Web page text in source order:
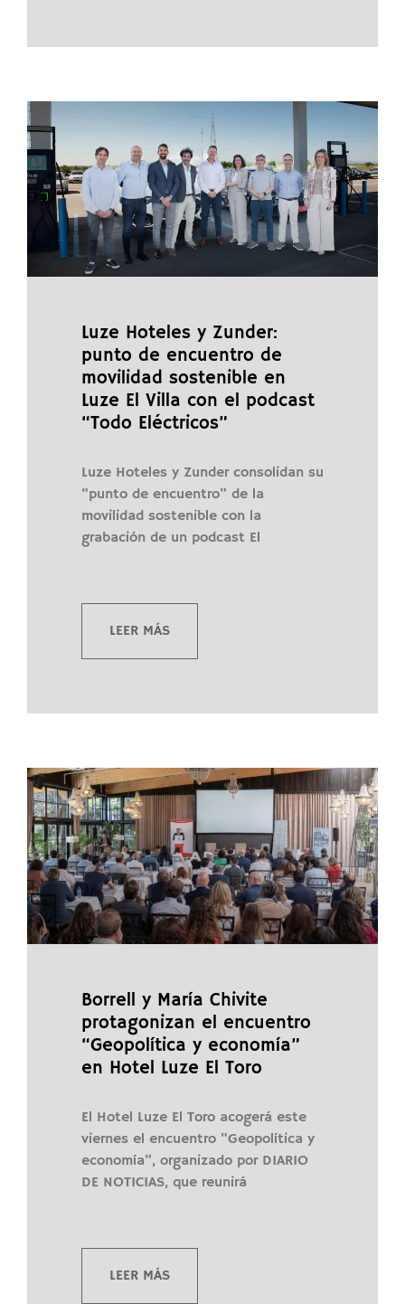
Luze Hoteles y Zunder:
punto de encuentro de
movilidad sostenible en
Luze El Villa con el podcast
“Todo Eléctricos”
Luze Hoteles y Zunder consolidan su
“punto de encuentro” de la
movilidad sostenible con la
grabación de un podcast El
LEER MÁS
Borrell y María Chivite
protagonizan el encuentro
“Geopolítica y economía”
en Hotel Luze El Toro
El Hotel Luze El Toro acogerá este
viernes el encuentro “Geopolítica y
economía”, organizado por DIARIO
DE NOTICIAS, que reunirá
LEER MÁS